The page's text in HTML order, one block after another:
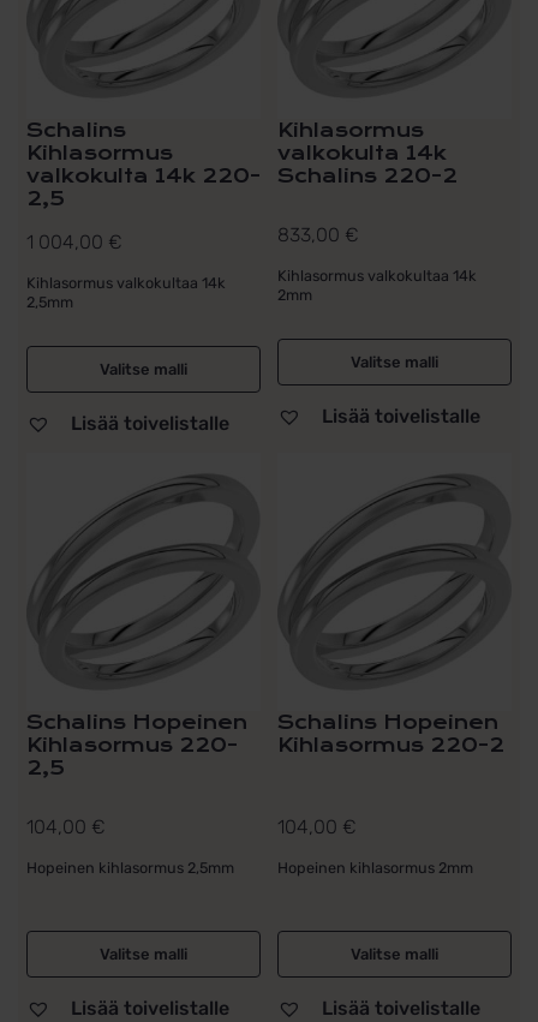
Schalins
Kihlasormus
valkokulta 14k 220-
2,5
1 004,00 €
Kihlasormus valkokultaa 14k
2,5mm
Valitse malli
Lisää toivelistalle
Kihlasormus
valkokulta 14k
Schalins 220-2
833,00 €
Kihlasormus valkokultaa 14k
2mm
Valitse malli
Lisää toivelistalle
Schalins Hopeinen
Kihlasormus 220-
2,5
104,00 €
Hopeinen kihlasormus 2,5mm
Valitse malli
Lisää toivelistalle
Schalins Hopeinen
Kihlasormus 220-2
104,00 €
Hopeinen kihlasormus 2mm
Valitse malli
Lisää toivelistalle